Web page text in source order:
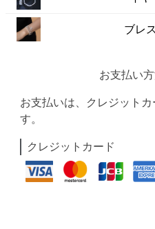
ブレ
お支払い
お支払いは、クレジット
す。
クレジットカード